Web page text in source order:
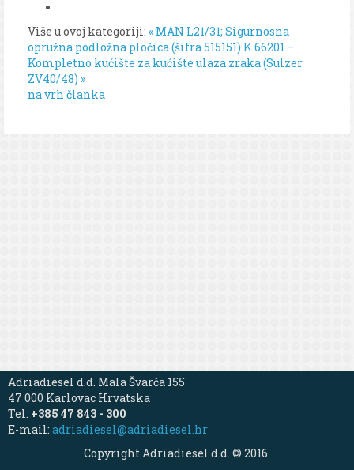
Više u ovoj kategoriji: « MAN L21/31; Sigurnosna
opružna podložna pločica (šifra 515151) K 66201 –
Kompletno kućište za kućište ulaza zraka (Sulzer
ZV40/48) »
na vrh članka
Adriadiesel d.d. Mala Švarča 155
47 000 Karlovac Hrvatska
Tel: +385 47 843 - 300
E-mail: adriadiesel@adriadiesel.hr
Copyright Adriadiesel d.d. © 2016.